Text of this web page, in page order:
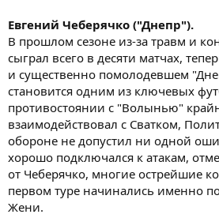
Евгений Чеберячко ("Днепр").
В прошлом сезоне из-за травм и
сыграл всего в десяти матчах,
и существенно помолодевшем
становится одним из ключевых
противостоянии с "Волынью"
взаимодействовал с Сватком,
обороне не допустил ни одной
хорошо подключался к атакам,
от Чеберячко, многие острейшие
первом туре начинались именно
Жени.